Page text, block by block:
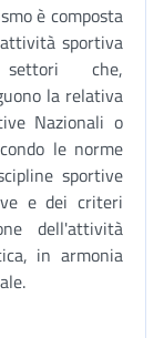
è composta
sportiva
che,
la relativa
Nazionali o
le norme
sportive
e dei criteri
dell'attività
in armonia